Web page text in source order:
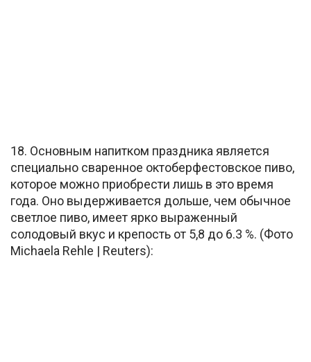
18. Основным напитком праздника является
специально сваренное октоберфестовское пиво,
которое можно приобрести лишь в это время
года. Оно выдерживается дольше, чем обычное
светлое пиво, имеет ярко выраженный
солодовый вкус и крепость от 5,8 до 6.3 %. (Фото
Michaela Rehle | Reuters):